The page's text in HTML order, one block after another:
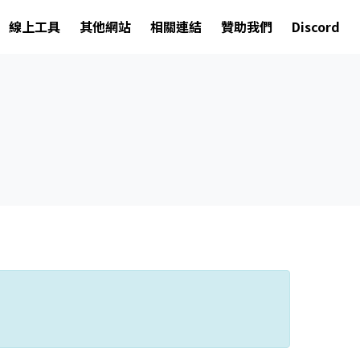
線上工具 其他網站 相關連結 贊助我們 Discord